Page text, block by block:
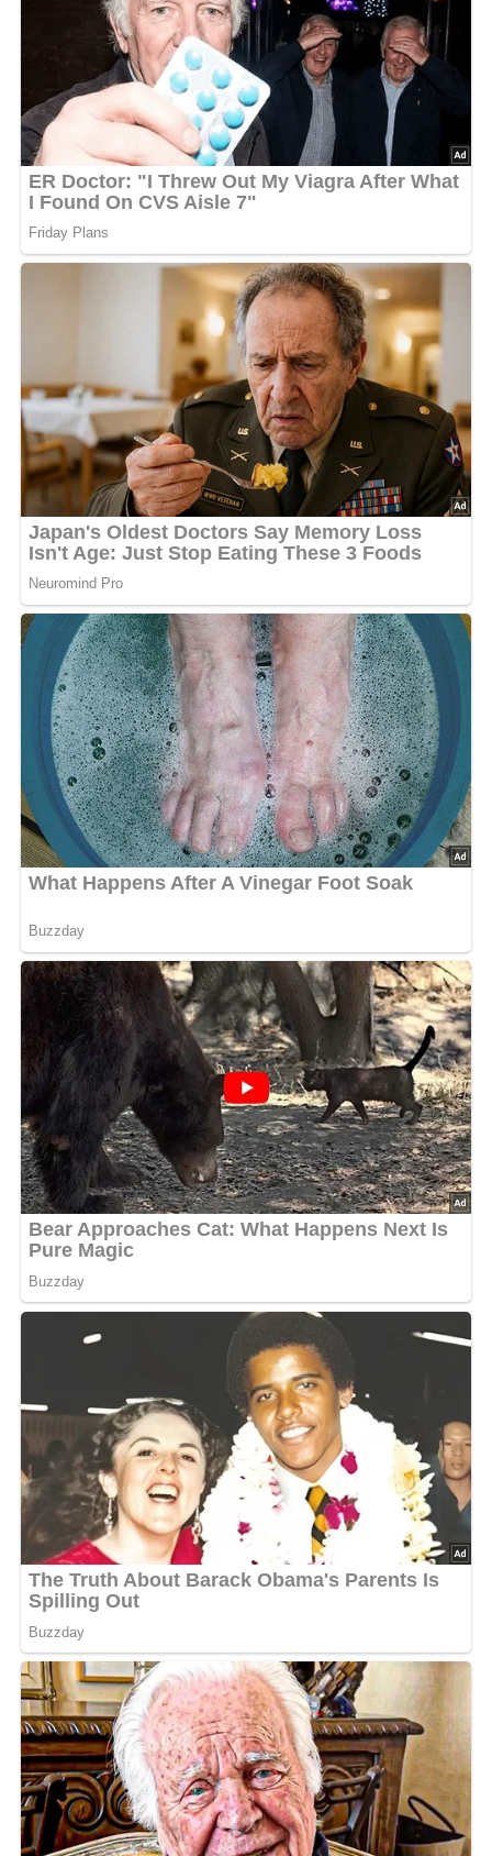
trocken und hacken. Salatkrönung mit 1 EL warmem
Wasser anrühren und mit Joghurt glatt rühren. Nudeln und
Erbsen abgießen und mit Dressing und Dill mischen.
Nudelsalat mit Lachswürfeln anrichten.
Deine Rezept-Bewertung!?
(1 Bewertung)